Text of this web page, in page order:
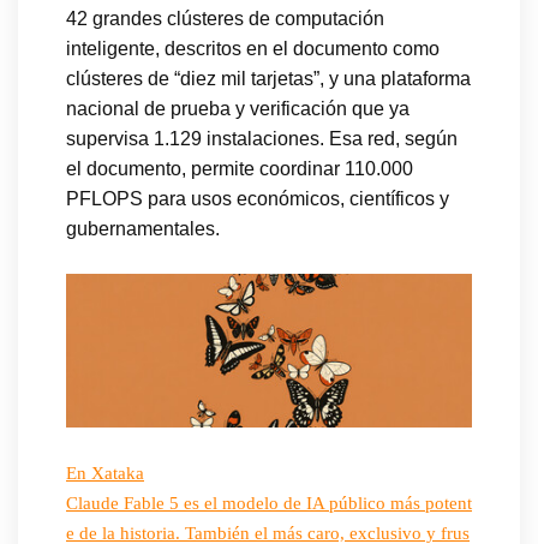
42 grandes clústeres de computación
inteligente, descritos en el documento como
clústeres de “diez mil tarjetas”, y una plataforma
nacional de prueba y verificación que ya
supervisa 1.129 instalaciones. Esa red, según
el documento, permite coordinar 110.000
PFLOPS para usos económicos, científicos y
gubernamentales.
En Xataka
Claude Fable 5 es el modelo de IA público más potent
e de la historia. También el más caro, exclusivo y frus